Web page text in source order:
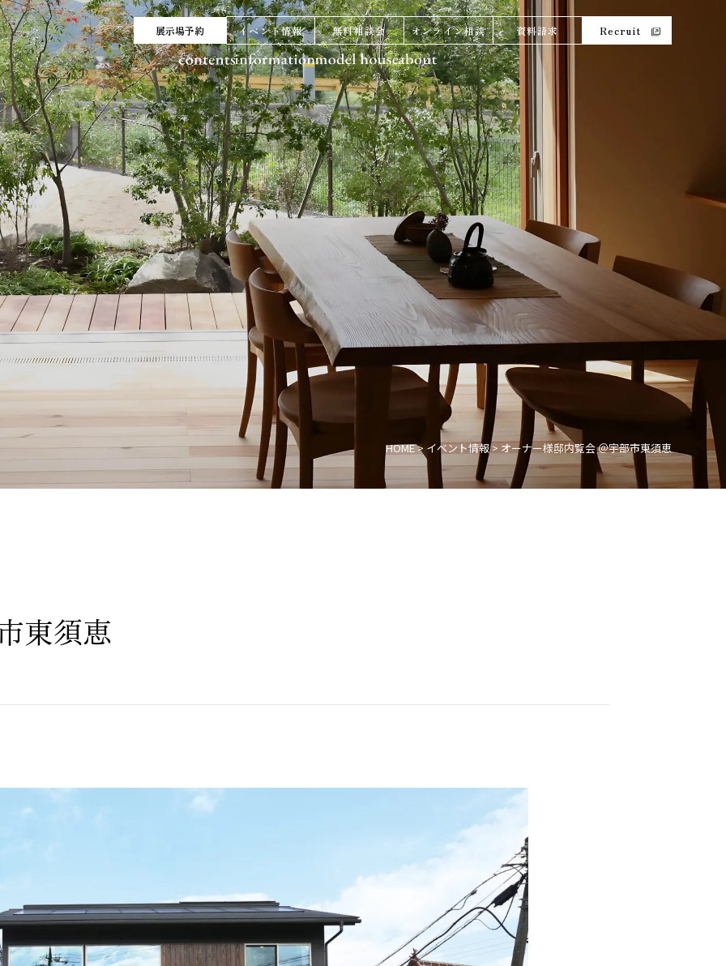
展示場予約 イベント情報 無料相談会 オンライン相談 資料請求 Recruit
HOME>イベント情報>オーナー様邸内覧会 ＠宇部市東須恵
東須恵